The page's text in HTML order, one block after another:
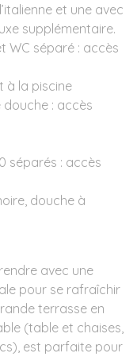
et une avec
supplémentaire.
WC séparé : accès
à la piscine
douche : accès
séparés : accès
douche à
avec une
pour se rafraîchir
terrasse en
(table et chaises,
est parfaite pour